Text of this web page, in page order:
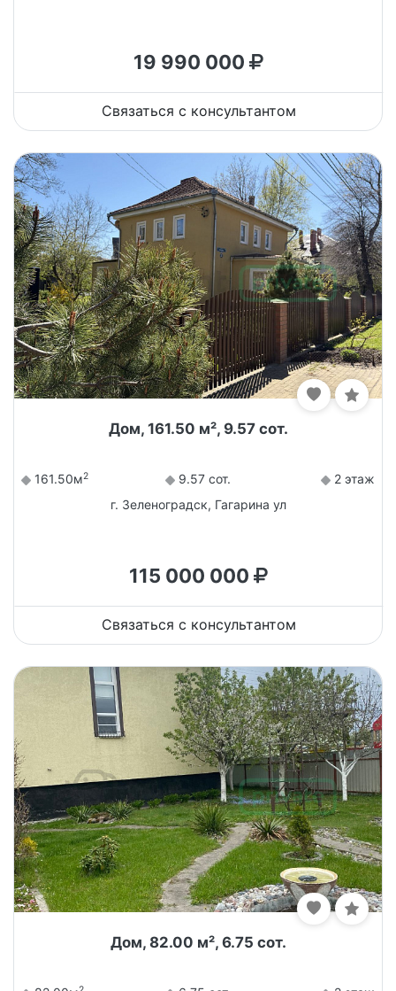
19 990 000
Связаться с консультантом
Дом, 161.50 м², 9.57 сот.
161.50м2 9.57 сот.
2 этаж
г. Зеленоградск, Гагарина ул
115 000 000
Связаться с консультантом
Дом, 82.00 м², 6.75 сот.